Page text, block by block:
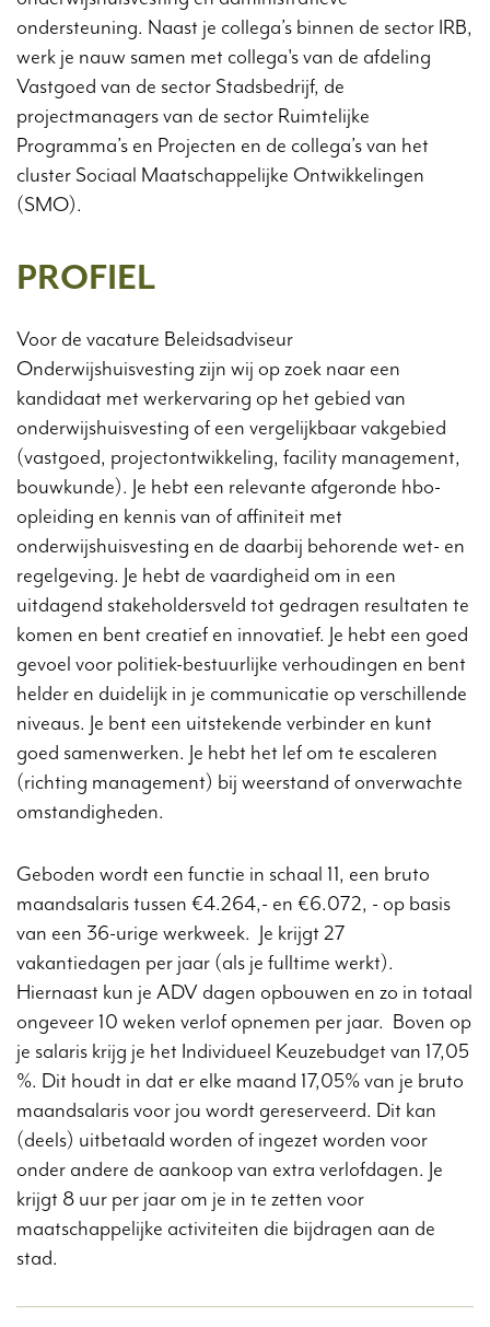
ondersteuning. Naast je collega’s binnen de sector IRB,
werk je nauw samen met collega's van de afdeling
Vastgoed van de sector Stadsbedrijf, de
projectmanagers van de sector Ruimtelijke
Programma’s en Projecten en de collega’s van het
cluster Sociaal Maatschappelijke Ontwikkelingen
(SMO).
PROFIEL
Voor de vacature Beleidsadviseur
Onderwijshuisvesting zijn wij op zoek naar een
kandidaat met werkervaring op het gebied van
onderwijshuisvesting of een vergelijkbaar vakgebied
(vastgoed, projectontwikkeling, facility management,
bouwkunde). Je hebt een relevante afgeronde hbo-
opleiding en kennis van of affiniteit met
onderwijshuisvesting en de daarbij behorende wet- en
regelgeving. Je hebt de vaardigheid om in een
uitdagend stakeholdersveld tot gedragen resultaten te
komen en bent creatief en innovatief. Je hebt een goed
gevoel voor politiek-bestuurlijke verhoudingen en bent
helder en duidelijk in je communicatie op verschillende
niveaus. Je bent een uitstekende verbinder en kunt
goed samenwerken. Je hebt het lef om te escaleren
(richting management) bij weerstand of onverwachte
omstandigheden.
Geboden wordt een functie in schaal 11, een bruto
maandsalaris tussen €4.264,- en €6.072, - op basis
van een 36-urige werkweek. Je krijgt 27
vakantiedagen per jaar (als je fulltime werkt).
Hiernaast kun je ADV dagen opbouwen en zo in totaal
ongeveer 10 weken verlof opnemen per jaar. Boven op
je salaris krijg je het Individueel Keuzebudget van 17,05
%. Dit houdt in dat er elke maand 17,05% van je bruto
maandsalaris voor jou wordt gereserveerd. Dit kan
(deels) uitbetaald worden of ingezet worden voor
onder andere de aankoop van extra verlofdagen. Je
krijgt 8 uur per jaar om je in te zetten voor
maatschappelijke activiteiten die bijdragen aan de
stad.